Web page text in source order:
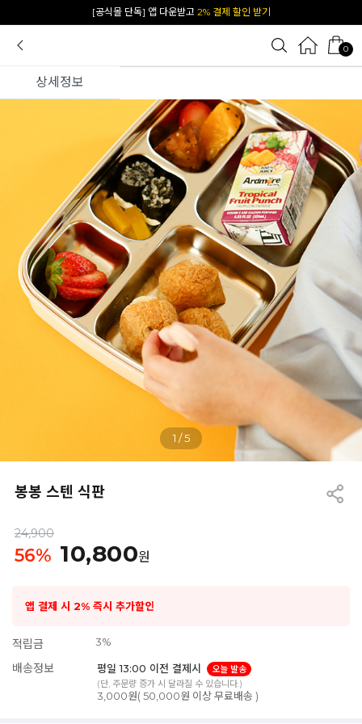
카카오 플친 추가하면1천원 즉시 할인 쿠폰
0
상세정보
1 /5
봉봉 스텐 식판
24,900
56% 10,800원
앱 결제 시 2% 즉시 추가할인
적립금 3%
배송정보 평일 13:00 이전 결제시
오늘 발송
(단, 주문량 증가 시 달라질 수 있습니다.)
3,000원( 50,000원 이상 무료배송 )